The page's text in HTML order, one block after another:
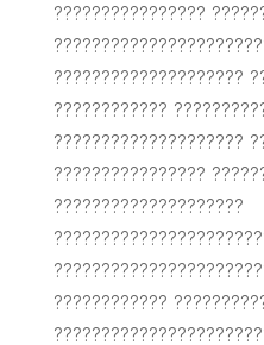
????????????????
????????????????????
????????????
????????????????????
????????????????
????????????????????
????????????